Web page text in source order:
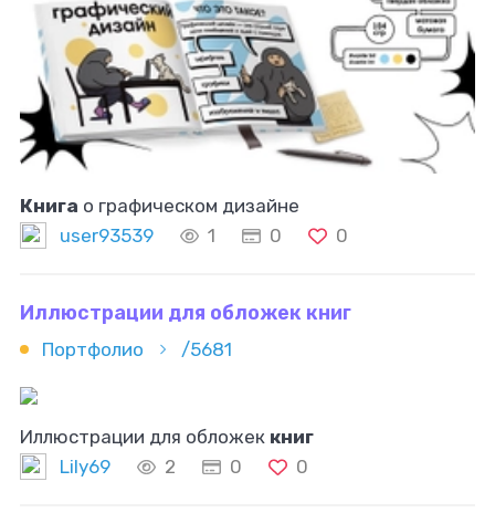
Книга о графическом дизайне
user93539
1 0 0
Иллюстрации для обложек книг
Портфолио /5681
Иллюстрации для обложек книг
Lily69
2 0 0